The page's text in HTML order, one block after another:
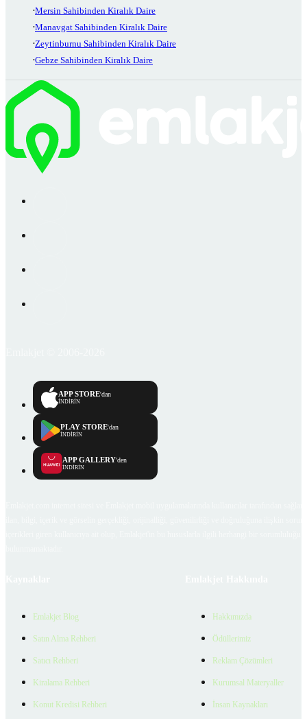
Mersin Sahibinden Kiralık Daire
Manavgat Sahibinden Kiralık Daire
Zeytinburnu Sahibinden Kiralık Daire
Gebze Sahibinden Kiralık Daire
APP STORE'dan
İNDİRİN
PLAY STORE'dan
İNDİRİN
APP GALLERY'den
İNDİRİN
Emlakjet Blog
Satın Alma Rehberi
Satıcı Rehberi
Kiralama Rehberi
Konut Kredisi Rehberi
Hakkımızda
Ödüllerimiz
Reklam Çözümleri
Kurumsal Materyaller
İnsan Kaynakları